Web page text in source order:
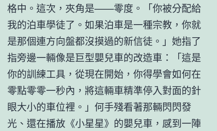
格中。這次，夾角是——零度。「你被分配給
我的泊車學徒了。如果泊車是一種宗教，你就
是那個連方向盤都沒摸過的新信徒。」她指了
指旁邊一輛像是巨型嬰兒車的改造車：「這是
你的訓練工具，從現在開始，你得學會如何在
零點零零一秒內，將這輛車精準停入對面的針
眼大小的車位裡。」何手殘看著那輛閃閃發
光、還在播放《小星星》的嬰兒車，感到一陣